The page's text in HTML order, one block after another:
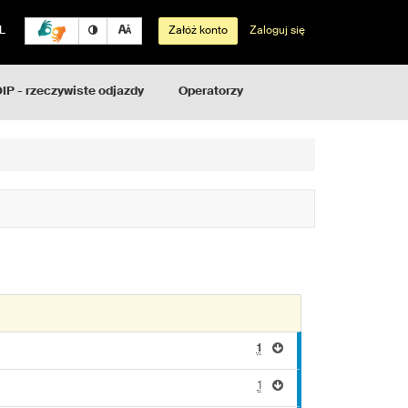
Załóż konto Zaloguj się
- rzeczywiste odjazdy Operatorzy
1
1